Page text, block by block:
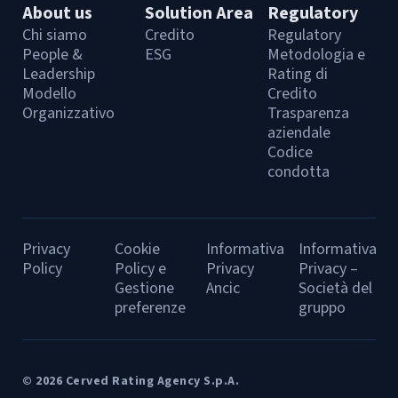
About us
Chi siamo
People &
Leadership
Modello
Organizzativo
Solution Area
Credito
ESG
Regulatory
Regulatory
Metodologia e
Rating di
Credito
Trasparenza
aziendale
Codice
condotta
Privacy
Policy
Cookie
Policy e
Gestione
preferenze
Informativa
Privacy
Ancic
Informativa
Privacy –
Società del
gruppo
© 2026 Cerved Rating Agency S.p.A.